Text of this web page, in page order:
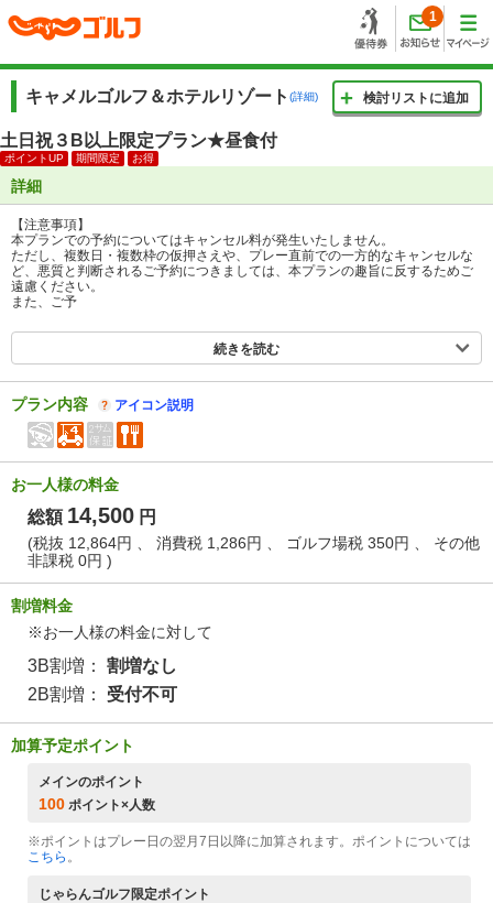
1
キャメルゴルフ＆ホテルリゾート (詳細) 検討リストに追加
土日祝３B以上限定プラン★昼食付
ポイントUP 期間限定 お得
詳細
【注意事項】
本プランでの予約についてはキャンセル料が発生いたしません。
ただし、複数日・複数枠の仮押さえや、プレー直前での一方的なキャンセルな
ど、悪質と判断されるご予約につきましては、本プランの趣旨に反するためご
遠慮ください。
また、ご予
続きを読む
プラン内容 アイコン説明
お一人様の料金
総額 14,500 円
(税抜 12,864円 、 消費税 1,286円 、 ゴルフ場税 350円 、 その他
非課税 0円 )
割増料金
※お一人様の料金に対して
3B割増：
割増なし
2B割増：
受付不可
加算予定ポイント
メインのポイント
100 ポイント×人数
※ポイントはプレー日の翌月7日以降に加算されます。ポイントについては
こちら 。
じゃらんゴルフ限定ポイント